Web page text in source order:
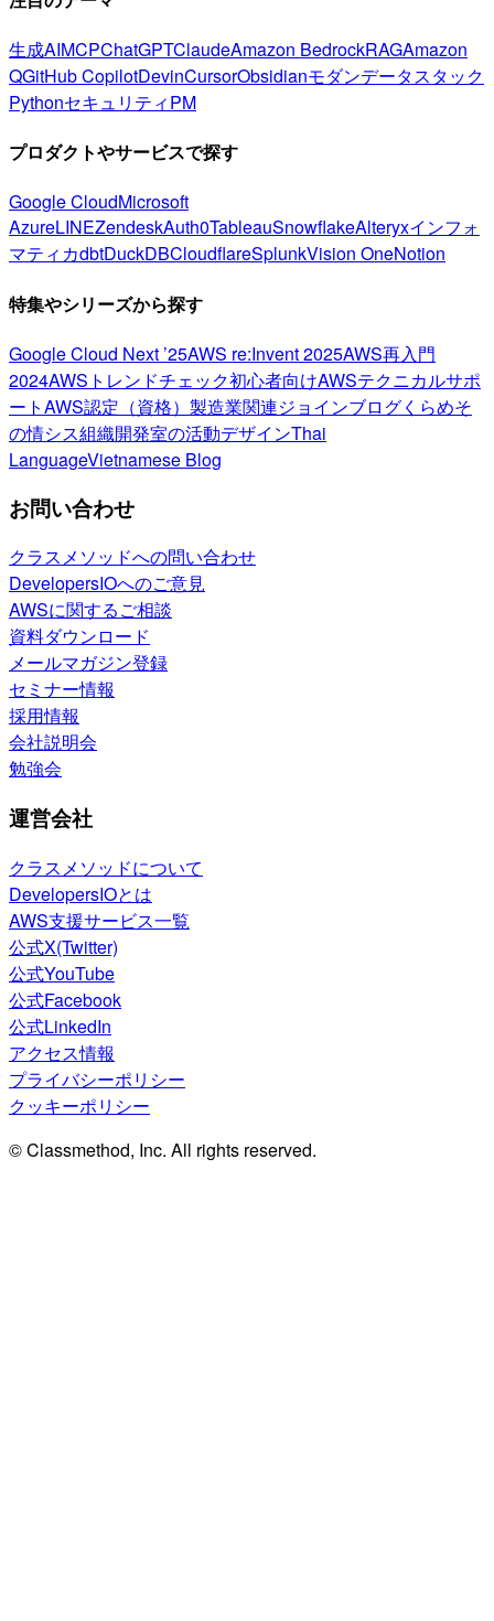
生成AIMCPChatGPTClaudeAmazon BedrockRAGAmazon
QGitHub CopilotDevinCursorObsidianモダンデータスタック
PythonセキュリティPM
プロダクトやサービスで探す
Google CloudMicrosoft
AzureLINEZendeskAuth0TableauSnowflakeAlteryxインフォ
マティカdbtDuckDBCloudflareSplunkVision OneNotion
特集やシリーズから探す
Google Cloud Next ’25AWS re:Invent 2025AWS再入門
2024AWSトレンドチェック初心者向けAWSテクニカルサポ
ートAWS認定（資格） 製造業関連ジョインブログくらめそ
の情シス組織開発室の活動デザインThai
LanguageVietnamese Blog
お問い合わせ
クラスメソッドへの問い合わせ
DevelopersIOへのご意見
AWSに関するご相談
資料ダウンロード
メールマガジン登録
セミナー情報
採用情報
会社説明会
勉強会
運営会社
クラスメソッドについて
DevelopersIOとは
AWS支援サービス一覧
公式X(Twitter)
公式YouTube
公式Facebook
公式LinkedIn
アクセス情報
プライバシーポリシー
クッキーポリシー
© Classmethod, Inc. All rights reserved.